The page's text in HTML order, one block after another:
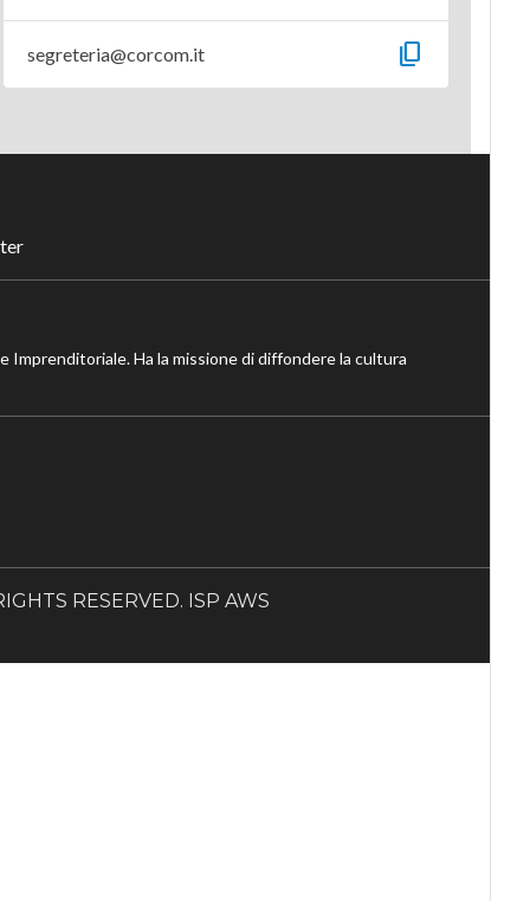
segreteria@corcom.it content_copy
Ha la missione di diffondere la cultura
RESERVED. ISP AWS